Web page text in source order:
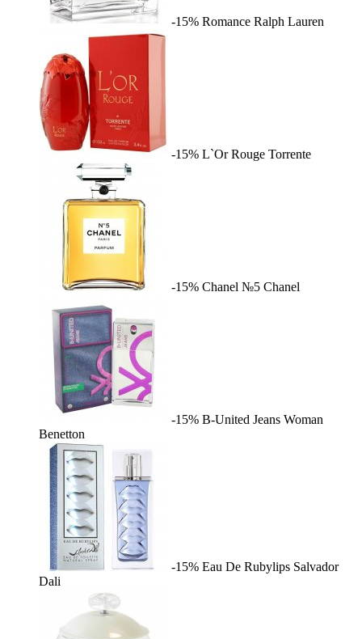
-15% Romance Ralph Lauren
-15% L`Or Rouge Torrente
-15% Chanel №5 Chanel
-15% B-United Jeans Woman
Benetton
-15% Eau De Rubylips Salvador
Dali